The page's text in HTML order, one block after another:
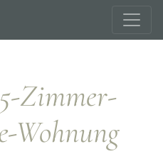
Zimmer-
Wohnung